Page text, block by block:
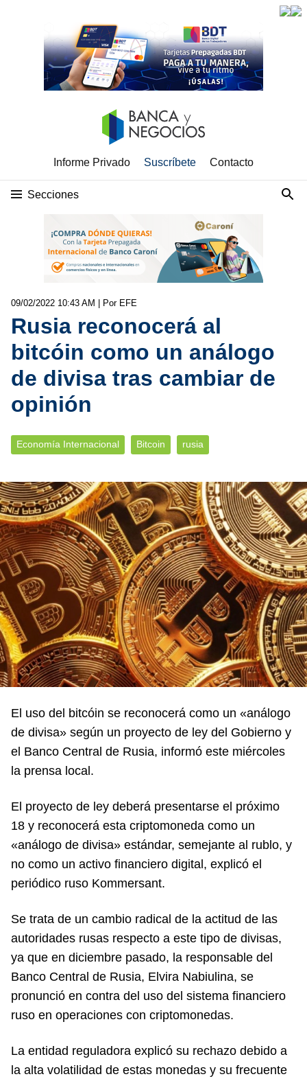
Informe Privado Suscríbete Contacto
Secciones
09/02/2022 10:43 AM | Por EFE
Rusia reconocerá al
bitcóin como un análogo
de divisa tras cambiar de
opinión
Economía Internacional Bitcoin rusia
El uso del bitcóin se reconocerá como un «análogo
de divisa» según un proyecto de ley del Gobierno y
el Banco Central de Rusia, informó este miércoles
la prensa local.
El proyecto de ley deberá presentarse el próximo
18 y reconocerá esta criptomoneda como un
«análogo de divisa» estándar, semejante al rublo, y
no como un activo financiero digital, explicó el
periódico ruso Kommersant.
Se trata de un cambio radical de la actitud de las
autoridades rusas respecto a este tipo de divisas,
ya que en diciembre pasado, la responsable del
Banco Central de Rusia, Elvira Nabiulina, se
pronunció en contra del uso del sistema financiero
ruso en operaciones con criptomonedas.
La entidad reguladora explicó su rechazo debido a
la alta volatilidad de estas monedas y su frecuente